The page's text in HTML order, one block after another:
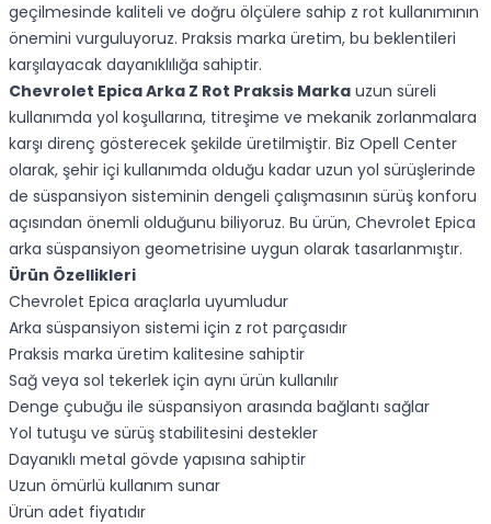
geçilmesinde kaliteli ve doğru ölçülere sahip z rot kullanımının
önemini vurguluyoruz. Praksis marka üretim, bu beklentileri
karşılayacak dayanıklılığa sahiptir.
Chevrolet Epica Arka Z Rot Praksis Marka uzun süreli
kullanımda yol koşullarına, titreşime ve mekanik zorlanmalara
karşı direnç gösterecek şekilde üretilmiştir. Biz Opell Center
olarak, şehir içi kullanımda olduğu kadar uzun yol sürüşlerinde
de süspansiyon sisteminin dengeli çalışmasının sürüş konforu
açısından önemli olduğunu biliyoruz. Bu ürün, Chevrolet Epica
arka süspansiyon geometrisine uygun olarak tasarlanmıştır.
Ürün Özellikleri
Chevrolet Epica araçlarla uyumludur
Arka süspansiyon sistemi için z rot parçasıdır
Praksis marka üretim kalitesine sahiptir
Sağ veya sol tekerlek için aynı ürün kullanılır
Denge çubuğu ile süspansiyon arasında bağlantı sağlar
Yol tutuşu ve sürüş stabilitesini destekler
Dayanıklı metal gövde yapısına sahiptir
Uzun ömürlü kullanım sunar
Ürün adet fiyatıdır